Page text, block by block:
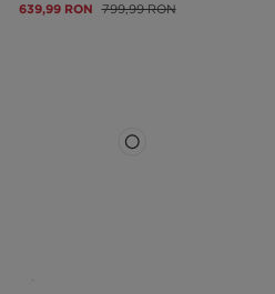
639,99 RON 799,99 RON